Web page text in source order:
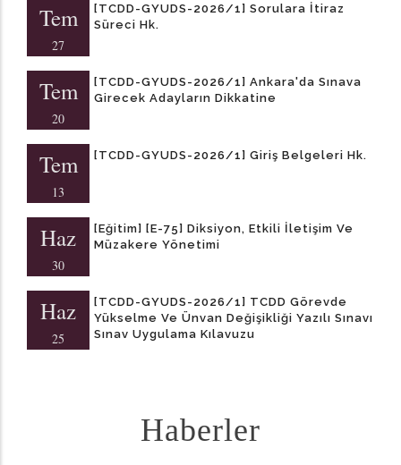
Tem
27
[TCDD-GYUDS-2026/1] Sorulara İtiraz
Süreci Hk.
Tem
20
[TCDD-GYUDS-2026/1] Ankara'da Sınava
Girecek Adayların Dikkatine
Tem
13
[TCDD-GYUDS-2026/1] Giriş Belgeleri Hk.
Haz
30
[Eğitim] [E-75] Diksiyon, Etkili İletişim Ve
Müzakere Yönetimi
Haz
25
[TCDD-GYUDS-2026/1] TCDD Görevde
Yükselme Ve Ünvan Değişikliği Yazılı Sınavı
Sınav Uygulama Kılavuzu
Haberler